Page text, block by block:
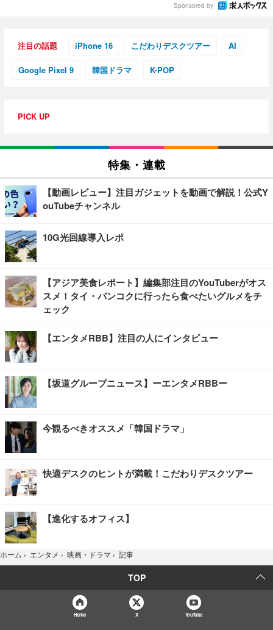
Sponsored by
注目の話題 iPhone 16 こだわりデスクツアー AI
Google Pixel 9 韓国ドラマ K-POP
PICK UP
特集・連載
【動画レビュー】注目ガジェットを動画で解説！公式Y
ouTubeチャンネル
10G光回線導入レポ
【アジア美食レポート】編集部注目のYouTuberがオス
スメ！タイ・バンコクに行ったら食べたいグルメをチ
ェック
【エンタメRBB】注目の人にインタビュー
【坂道グループニュース】ーエンタメRBBー
今観るべきオススメ「韓国ドラマ」
快適デスクのヒントが満載！こだわりデスクツアー
【進化するオフィス】
ホーム › エンタメ › 映画・ドラマ › 記事
TOP
Home X YouTube